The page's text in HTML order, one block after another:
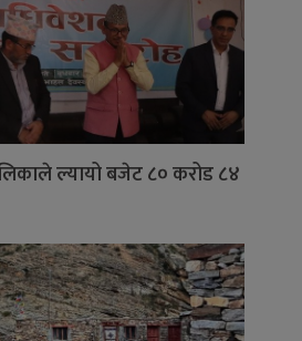
ल्यायो बजेट ८० करोड ८४